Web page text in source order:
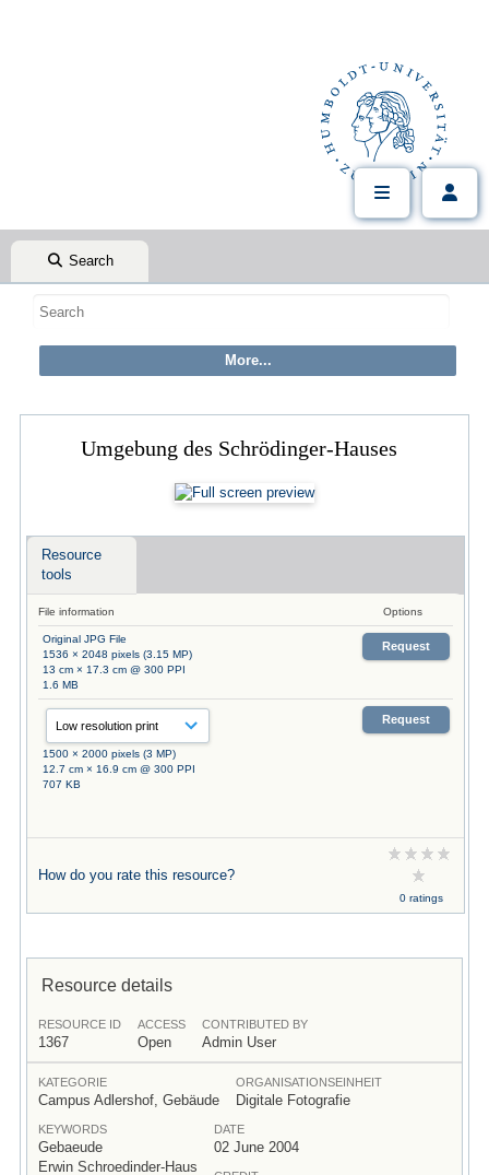
Search
Umgebung des Schrödinger-Hauses
Resource
tools
File information Options
Original JPG File
1536 × 2048 pixels (3.15 MP)
13 cm × 17.3 cm @ 300 PPI
1.6 MB
Request
1500 × 2000 pixels (3 MP)
12.7 cm × 16.9 cm @ 300 PPI
707 KB
Request
How do you rate this resource?
0 ratings
Resource details
RESOURCE ID
1367
ACCESS
Open
CONTRIBUTED BY
Admin User
KATEGORIE
Campus Adlershof, Gebäude
ORGANISATIONSEINHEIT
Digitale Fotografie
KEYWORDS
Gebaeude
Erwin Schroedinder-Haus
DATE
02 June 2004